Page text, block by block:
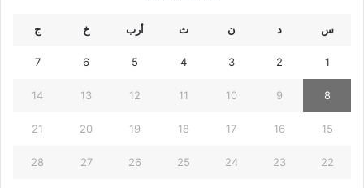
س د ن ث أرب خ ج
1
2
3
4
5
6
7
8
9
10
11
12
13
14
15
16
17
18
19
20
21
22
23
24
25
26
27
28